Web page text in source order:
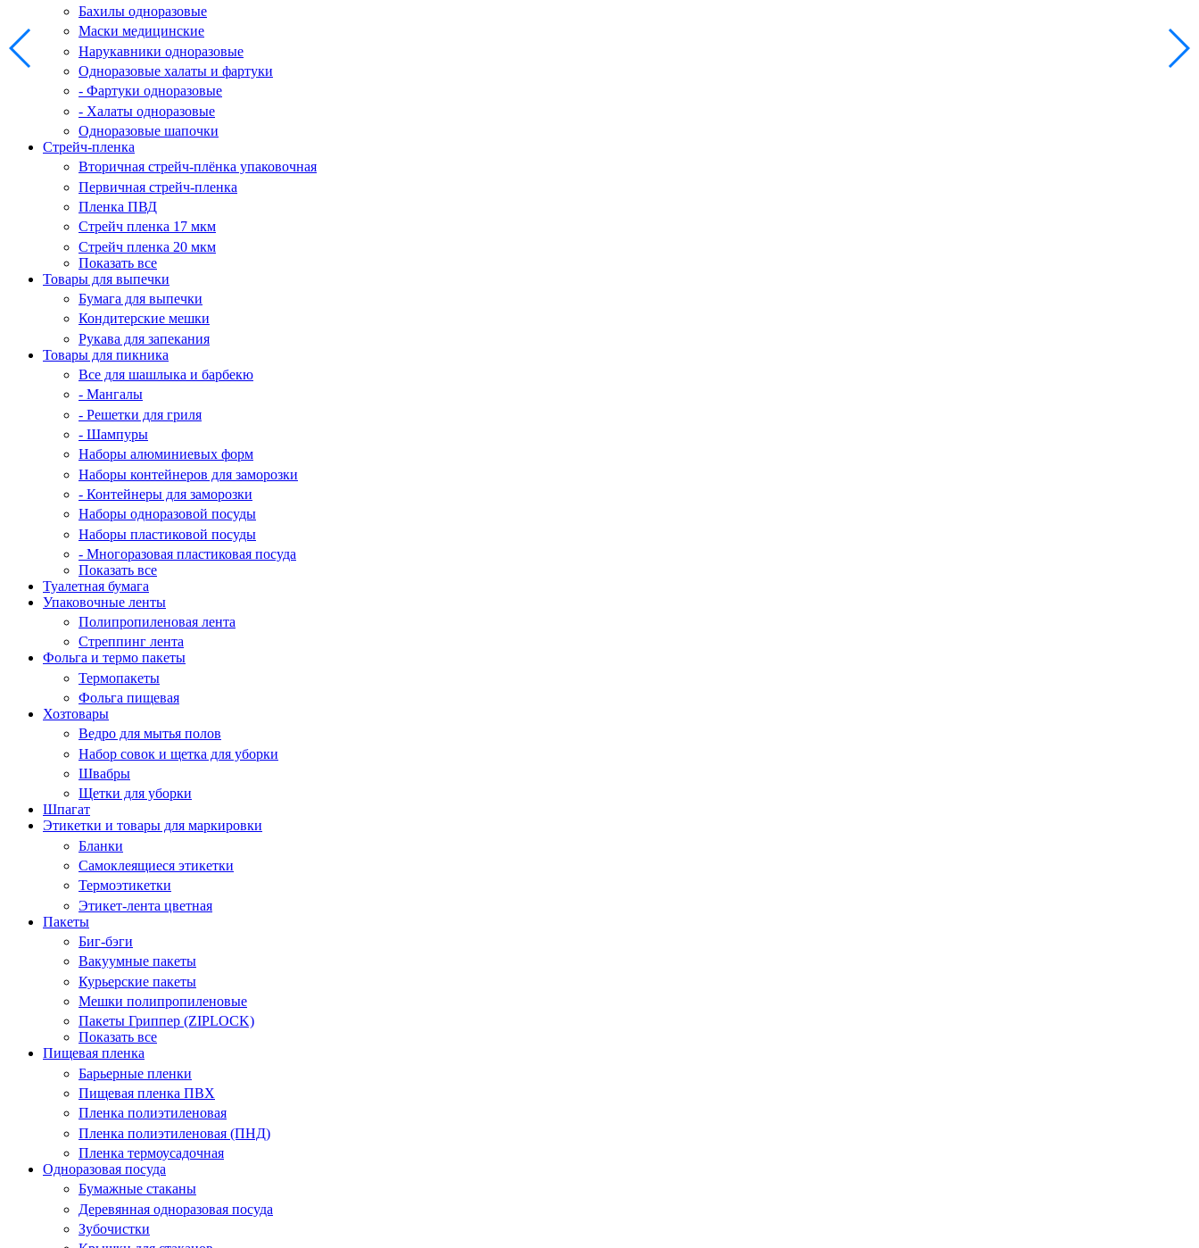
Бахилы одноразовые
Маски медицинские
Нарукавники одноразовые
Одноразовые халаты и фартуки
- Фартуки одноразовые
- Халаты одноразовые
Одноразовые шапочки
Стрейч-пленка
Вторичная стрейч-плёнка упаковочная
Первичная стрейч-пленка
Пленка ПВД
Стрейч пленка 17 мкм
Стрейч пленка 20 мкм
Показать все
Товары для выпечки
Бумага для выпечки
Кондитерские мешки
Рукава для запекания
Товары для пикника
Все для шашлыка и барбекю
- Мангалы
- Решетки для гриля
- Шампуры
Наборы алюминиевых форм
Наборы контейнеров для заморозки
- Контейнеры для заморозки
Наборы одноразовой посуды
Наборы пластиковой посуды
- Многоразовая пластиковая посуда
Показать все
Туалетная бумага
Упаковочные ленты
Полипропиленовая лента
Стреппинг лента
Фольга и термо пакеты
Термопакеты
Фольга пищевая
Хозтовары
Ведро для мытья полов
Набор совок и щетка для уборки
Швабры
Щетки для уборки
Шпагат
Этикетки и товары для маркировки
Бланки
Самоклеящиеся этикетки
Термоэтикетки
Этикет-лента цветная
Пакеты
Биг-бэги
Вакуумные пакеты
Курьерские пакеты
Мешки полипропиленовые
Пакеты Гриппер (ZIPLOCK)
Показать все
Пищевая пленка
Барьерные пленки
Пищевая пленка ПВХ
Пленка полиэтиленовая
Пленка полиэтиленовая (ПНД)
Пленка термоусадочная
Одноразовая посуда
Бумажные стаканы
Деревянная одноразовая посуда
Зубочистки